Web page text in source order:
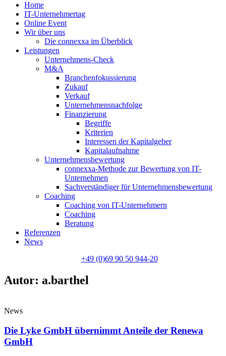
Home
IT-Unternehmertag
Online Event
Wir über uns
Die connexxa im Überblick
Leistungen
Unternehmens-Check
M&A
Branchenfokussierung
Zukauf
Verkauf
Unternehmensnachfolge
Finanzierung
Begriffe
Kriterien
Interessen der Kapitalgeber
Kapitalaufnahme
Unternehmensbewertung
connexxa-Methode zur Bewertung von IT-
Unternehmen
Sachverständiger für Unternehmensbewertung
Coaching
Coaching von IT-Unternehmern
Coaching
Beratung
Referenzen
News
+49 (0)69 90 50 944-20
Autor: a.barthel
News
Die Lyke GmbH übernimmt Anteile der Renewa
GmbH